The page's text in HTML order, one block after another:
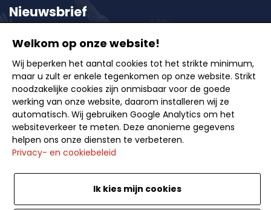
Nieuwsbrief
Schrijf u in op onze nieuwsbrief en ontvang als eerste
onze exclusieve aanbiedingen, reisideeën en tips
voor onvergetelijke uitstappen.
Inschrijven
Welkom op onze website!
Wij beperken het aantal cookies tot het strikte minimum,
maar u zult er enkele tegenkomen op onze website. Strikt
noodzakelijke cookies zijn onmisbaar voor de goede
werking van onze website, daarom installeren wij ze
automatisch. Wij gebruiken Google Analytics om het
websiteverkeer te meten. Deze anonieme gegevens
helpen ons onze diensten te verbeteren.
Privacy- en cookiebeleid
Ik kies mijn cookies